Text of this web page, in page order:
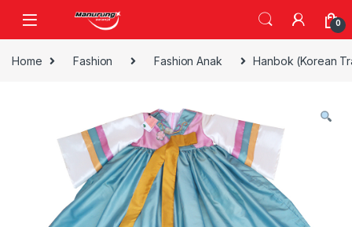
0
Home Fashion Fashion Anak Hanbok (Korean